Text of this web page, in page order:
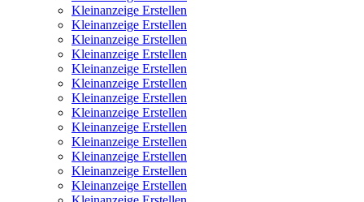
Kleinanzeige Erstellen
Kleinanzeige Erstellen
Kleinanzeige Erstellen
Kleinanzeige Erstellen
Kleinanzeige Erstellen
Kleinanzeige Erstellen
Kleinanzeige Erstellen
Kleinanzeige Erstellen
Kleinanzeige Erstellen
Kleinanzeige Erstellen
Kleinanzeige Erstellen
Kleinanzeige Erstellen
Kleinanzeige Erstellen